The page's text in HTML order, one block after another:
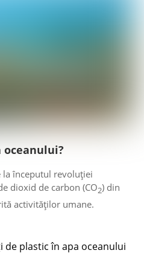
oceanului?
la începutul revoluției
dioxid de carbon (CO2) din
activităților umane.
plastic în apa oceanului